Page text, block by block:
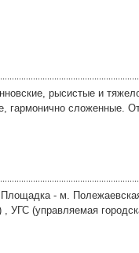
рысистые и
гармонично сложенные.
Площадка - м.
УГС (управляемая